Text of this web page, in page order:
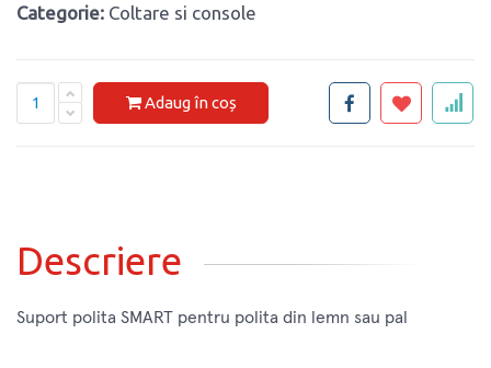
Categorie: Coltare si console
Adaug în coș
Descriere
Suport polita SMART pentru polita din lemn sau pal